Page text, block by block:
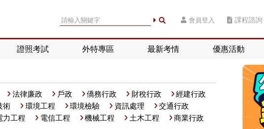
會員登入 課程諮詢
證照考試 外特專區 最新考情 優惠活動
法律廉政 戶政 僑務行政 財稅行政
經建行政
術 環境工程 環境檢驗 資訊處理
交通行政
力工程 電信工程 機械工程 土木工程
商業行政